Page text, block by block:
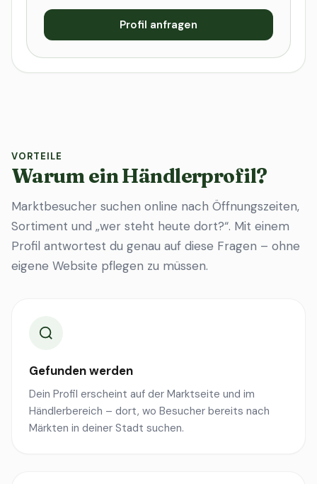
Profil anfragen
VORTEILE
Warum ein Händlerprofil?
Marktbesucher suchen online nach Öffnungszeiten,
Sortiment und „wer steht heute dort?“. Mit einem
Profil antwortest du genau auf diese Fragen – ohne
eigene Website pflegen zu müssen.
Gefunden werden
Dein Profil erscheint auf der Marktseite und im
Händlerbereich – dort, wo Besucher bereits nach
Märkten in deiner Stadt suchen.